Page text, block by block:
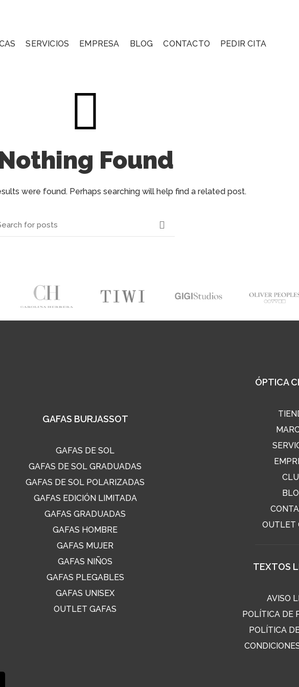
SERVICIOS EMPRESA BLOG CONTACTO PEDIR CITA
Found
were found. Perhaps searching will help find a related post.
GAFAS BURJASSOT
GAFAS DE SOL
GAFAS DE SOL GRADUADAS
GAFAS DE SOL POLARIZADAS
GAFAS EDICIÓN LIMITADA
GAFAS GRADUADAS
GAFAS HOMBRE
GAFAS MUJER
GAFAS NIÑOS
GAFAS PLEGABLES
GAFAS UNISEX
OUTLET GAFAS
ÓPTICA
OUTLET
TEXTOS
AVISO
POLÍTICA DE
POLÍTICA